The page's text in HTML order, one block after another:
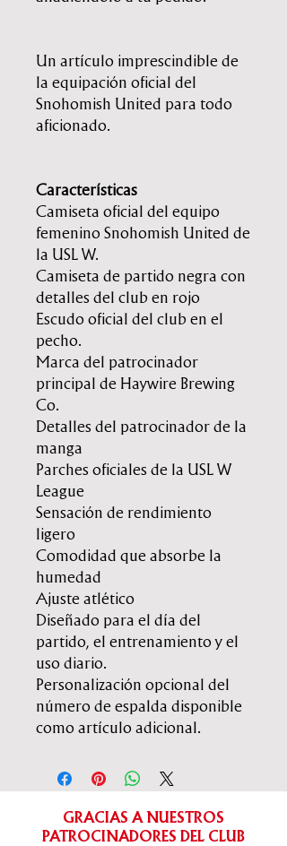
Un artículo imprescindible de
la equipación oficial del
Snohomish United para todo
aficionado.
Características
Camiseta oficial del equipo
femenino Snohomish United de
la USL W.
Camiseta de partido negra con
detalles del club en rojo
Escudo oficial del club en el
pecho.
Marca del patrocinador
principal de Haywire Brewing
Co.
Detalles del patrocinador de la
manga
Parches oficiales de la USL W
League
Sensación de rendimiento
ligero
Comodidad que absorbe la
humedad
Ajuste atlético
Diseñado para el día del
partido, el entrenamiento y el
uso diario.
Personalización opcional del
número de espalda disponible
como artículo adicional.
GRACIAS A NUESTROS
PATROCINADORES DEL CLUB